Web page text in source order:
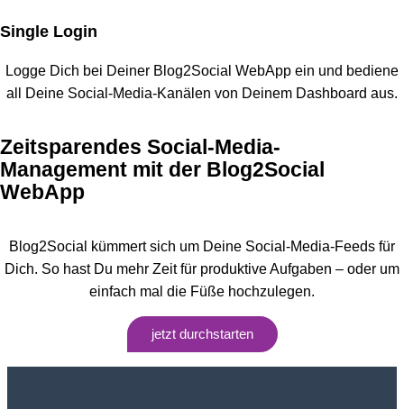
Single Login
Logge Dich bei Deiner Blog2Social WebApp ein und bediene
all Deine Social-Media-Kanälen von Deinem Dashboard aus.
Zeitsparendes Social-Media-
Management mit der Blog2Social
WebApp
Blog2Social kümmert sich um Deine Social-Media-Feeds für
Dich. So hast Du mehr Zeit für produktive Aufgaben – oder um
einfach mal die Füße hochzulegen.
jetzt durchstarten